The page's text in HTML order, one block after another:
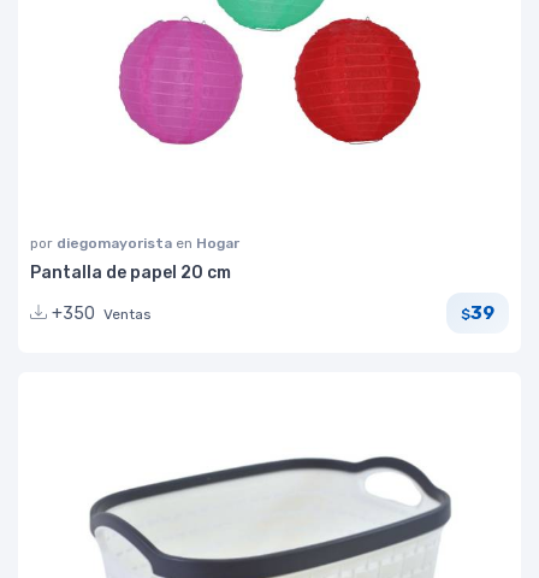
por diegomayorista en Hogar
Pantalla de papel 20 cm
+350 Ventas $39